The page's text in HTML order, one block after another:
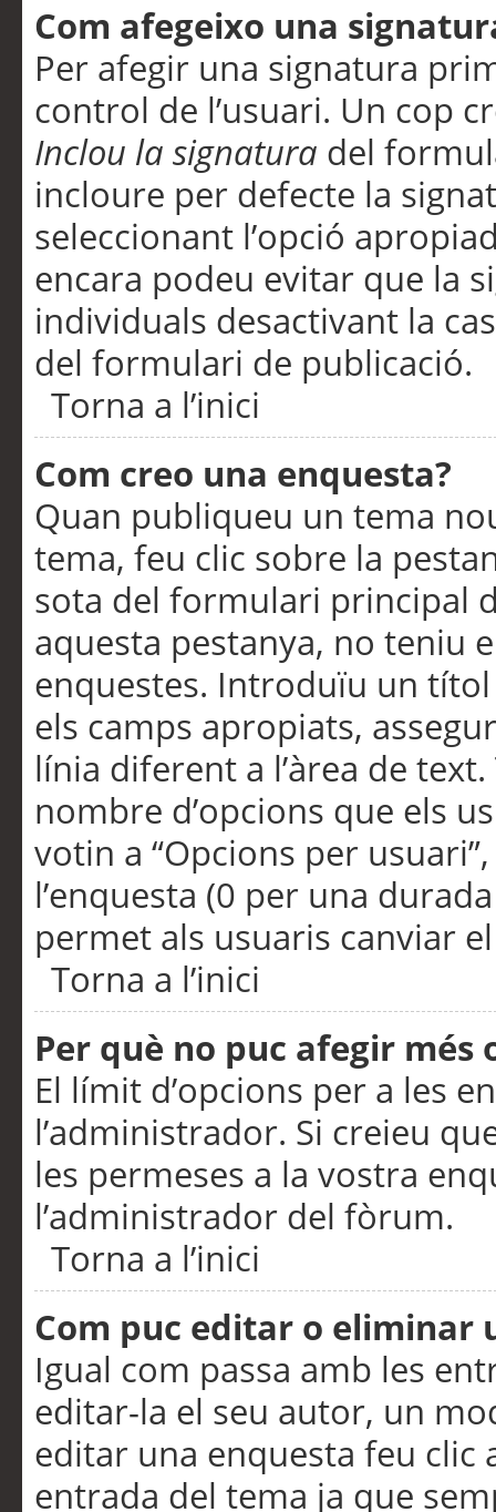
Com afegeixo una
Per afegir una signatura
control de l’usuari. Un cop
Inclou la signatura del
incloure per defecte la
seleccionant l’opció
encara podeu evitar que la
individuals desactivant la
del formulari de publicació.
Torna a l’inici
Com creo una enquesta?
Quan publiqueu un tema
tema, feu clic sobre la
sota del formulari principal
aquesta pestanya, no teniu
enquestes. Introduïu un
els camps apropiats,
línia diferent a l’àrea de
nombre d’opcions que els
votin a “Opcions per
l’enquesta (0 per una
permet als usuaris canviar
Torna a l’inici
Per què no puc afegir més
El límit d’opcions per a les
l’administrador. Si creieu
les permeses a la vostra
l’administrador del fòrum.
Torna a l’inici
Com puc editar o eliminar
Igual com passa amb les
editar-la el seu autor, un
editar una enquesta feu clic
entrada del tema ja que